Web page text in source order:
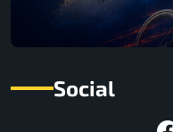
Social